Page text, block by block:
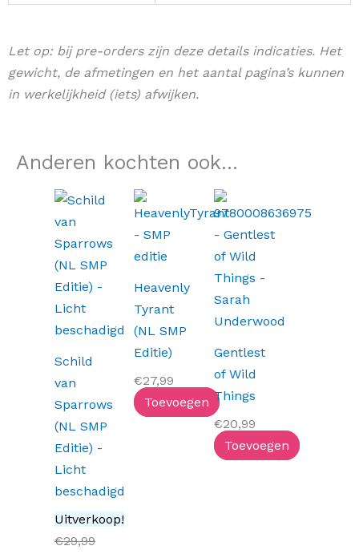
Let op: bij pre-orders zijn deze details indicaties. Het
gewicht, de afmetingen en het aantal pagina’s kunnen
in werkelijkheid (iets) afwijken.
Anderen kochten ook...
Schild
van
Sparrows
(NL SMP
Editie) -
Licht
beschadigd
Uitverkoop!
€29,99
Oorspronkelijke
prijs
was:
€29,99.
Huidige
is:
€23,99.
Heavenly
Tyrant
(NL SMP
Editie)
€27,99
Toevoegen
Gentlest
of Wild
Things
€20,99
Toevoegen